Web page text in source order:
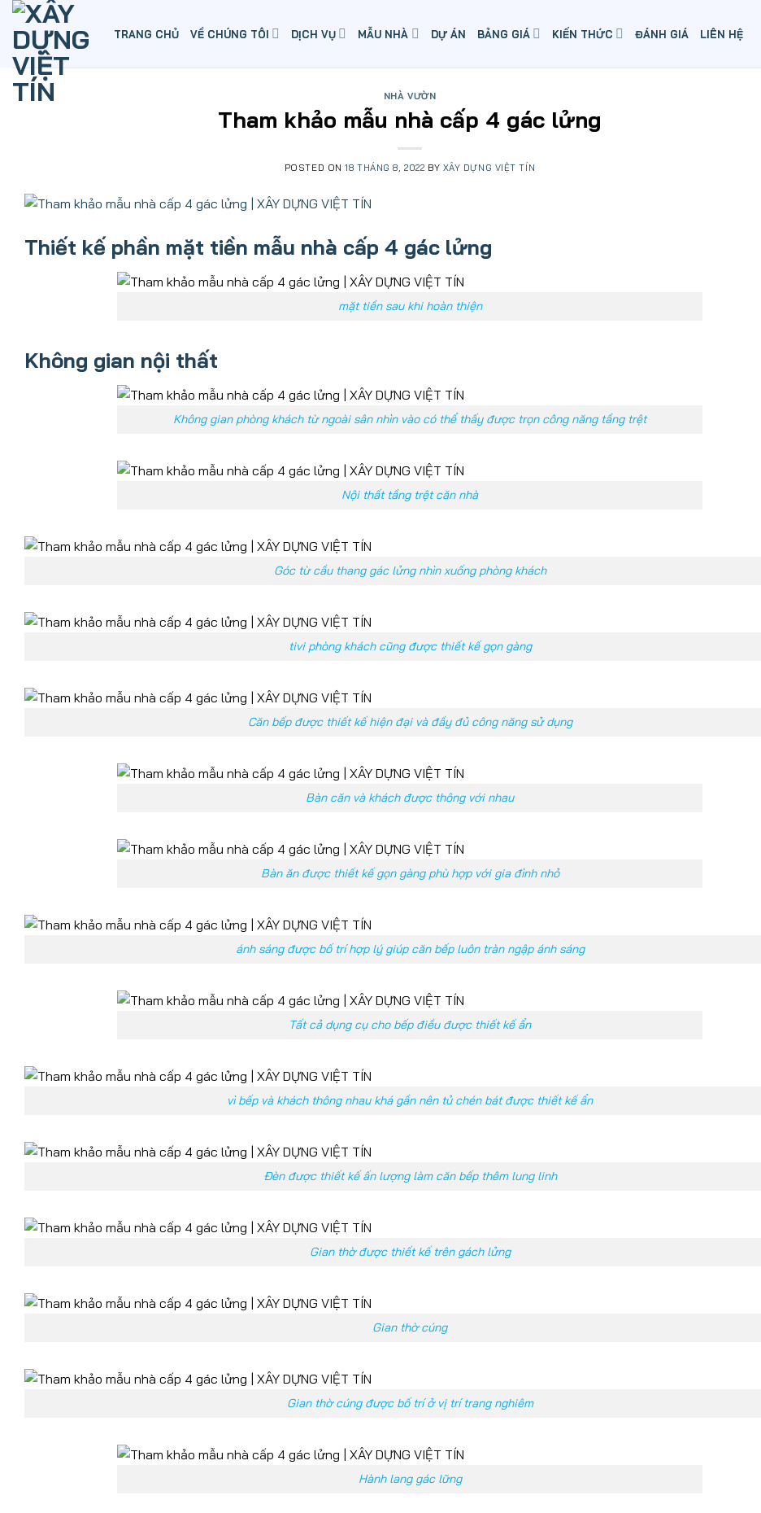
Skip
content
TRANG CHỦ VỀ CHÚNG TÔI DỊCH VỤ MẪU NHÀ DỰ ÁN BẢNG GIÁ KIẾN THỨC ĐÁNH GIÁ LIÊN HỆ
NHÀ VƯỜN
Tham khảo mẫu nhà cấp 4 gác lửng
POSTED ON18 THÁNG 8, 2022 BY XÂY DỰNG VIỆT TÍN
Thiết kế phần mặt tiền mẫu nhà cấp 4 gác lửng
mặt tiền sau khi hoàn thiện
Không gian nội thất
Không gian phòng khách từ ngoài sân nhìn vào có thể thấy được trọn công năng tầng trệt
Nội thất tầng trệt căn nhà
Góc từ cầu thang gác lửng nhìn xuống phòng khách
tivi phòng khách cũng được thiết kế gọn gàng
Căn bếp được thiết kế hiện đại và đầy đủ công năng sử dụng
Bàn căn và khách được thông với nhau
Bàn ăn được thiết kế gọn gàng phù hợp với gia đình nhỏ
ánh sáng được bố trí hợp lý giúp căn bếp luôn tràn ngập ánh sáng
Tất cả dụng cụ cho bếp điều được thiết kế ẩn
vì bếp và khách thông nhau khá gần nên tủ chén bát được thiết kế ẩn
Đèn được thiết kế ấn lượng làm căn bếp thêm lung linh
Gian thờ được thiết kế trên gách lửng
Gian thờ cúng
Gian thờ cúng được bố trí ở vị trí trang nghiêm
Hành lang gác lững